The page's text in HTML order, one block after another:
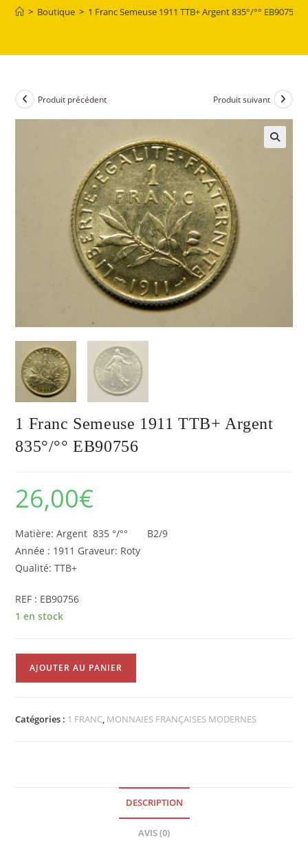
> Boutique > 1 Franc Semeuse 1911 TTB+ Argent 835°/°° EB90756
Produit précédent Produit suivant
1 Franc Semeuse 1911 TTB+ Argent
835°/°° EB90756
26,00€
Matière: Argent 835 °/°° B2/9
Année : 1911 Graveur: Roty
Qualité: TTB+
REF : EB90756
1 en stock
Franc
AJOUTER AU PANIER
Catégories : 1 FRANC, MONNAIES FRANÇAISES MODERNES
DESCRIPTION
AVIS (0)